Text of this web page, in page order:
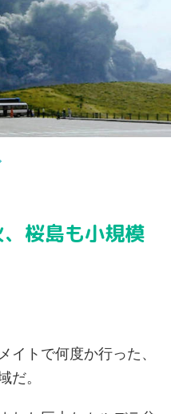
桜島も小規模
トで何度か行った、
。